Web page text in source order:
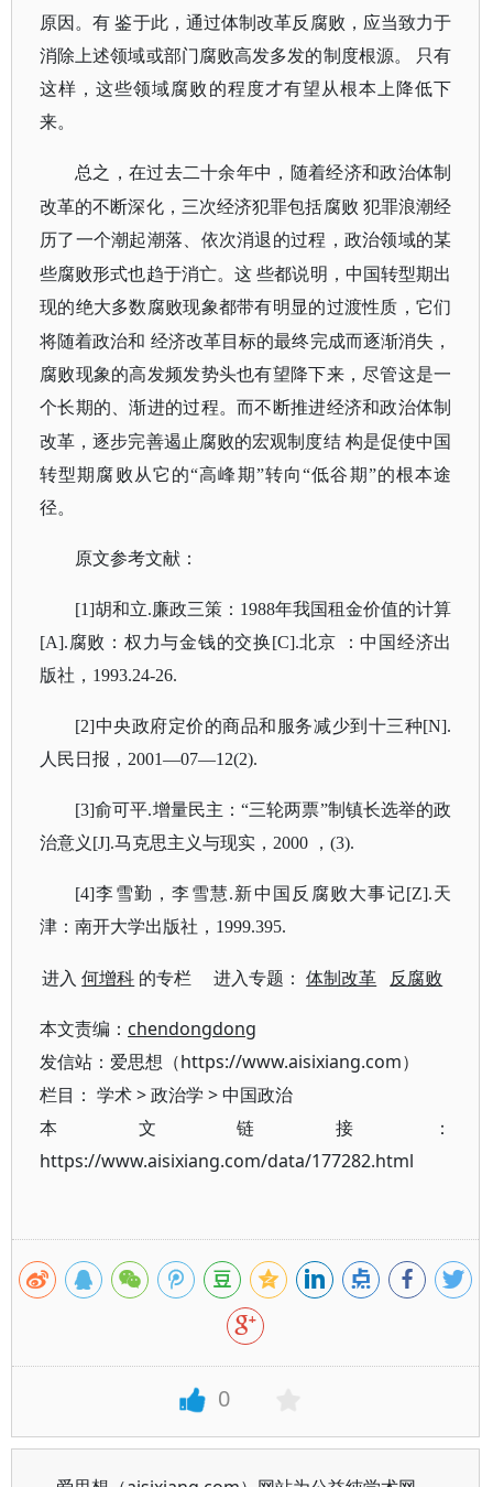
原因。有 鉴于此，通过体制改革反腐败，应当致力于
消除上述领域或部门腐败高发多发的制度根源。 只有
这样，这些领域腐败的程度才有望从根本上降低下
来。
总之，在过去二十余年中，随着经济和政治体制
改革的不断深化，三次经济犯罪包括腐败 犯罪浪潮经
历了一个潮起潮落、依次消退的过程，政治领域的某
些腐败形式也趋于消亡。这 些都说明，中国转型期出
现的绝大多数腐败现象都带有明显的过渡性质，它们
将随着政治和 经济改革目标的最终完成而逐渐消失，
腐败现象的高发频发势头也有望降下来，尽管这是一
个长期的、渐进的过程。而不断推进经济和政治体制
改革，逐步完善遏止腐败的宏观制度结 构是促使中国
转型期腐败从它的“高峰期”转向“低谷期”的根本途
径。
原文参考文献：
[1]胡和立.廉政三策：1988年我国租金价值的计算
[A].腐败：权力与金钱的交换[C].北京 ：中国经济出
版社，1993.24-26.
[2]中央政府定价的商品和服务减少到十三种[N].
人民日报，2001—07—12(2).
[3]俞可平.增量民主：“三轮两票”制镇长选举的政
治意义[J].马克思主义与现实，2000 ，(3).
[4]李雪勤，李雪慧.新中国反腐败大事记[Z].天
津：南开大学出版社，1999.395.
进入何增科 的专栏 进入专题：体制改革 反腐败
本文责编： chendongdong
发信站：爱思想（https://www.aisixiang.com）
栏目： 学术>政治学 >中国政治
本文链接：
https://www.aisixiang.com/data/177282.html
0